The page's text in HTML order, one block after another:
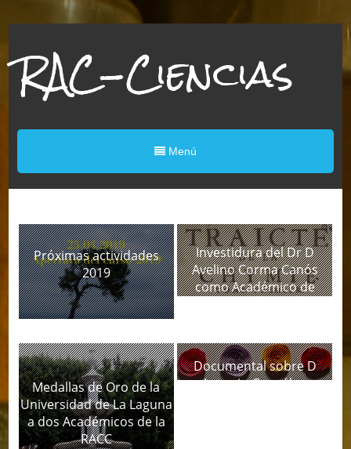
RAC-Ciencias
Menú
Próximas actividades
2019
Investidura del Dr D
Avelino Corma Canós
como Académico de
Medallas de Oro de la
Universidad de La Laguna
a dos Académicos de la
RACC
Documental sobre D
Antonio González,